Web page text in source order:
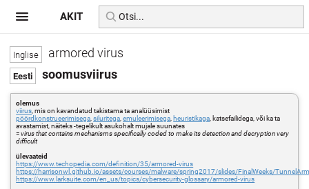
armored virus
soomusviirus
olemus
viirus , mis on kavandatud takistama ta analüüsimist
pöördkonstrueerimisega ,siluritega ,emuleerimisega heuristikaga , katsefailidega, või ka ta
avastamist, näiteks -tegelikult asukohalt mujale suunates
=virus that contains mechanisms specifically coded to make its detection and decryption very
difficult
ülevaateid
https://www.techopedia.com/definition/35/armored-virus
https://harrisonwl.github.io/assets/courses/malware/spring2017/slides/FinalWeeks/
https://www.larksuite.com/en_us/topics/cybersecurity-glossary/armored-virus
AKIT